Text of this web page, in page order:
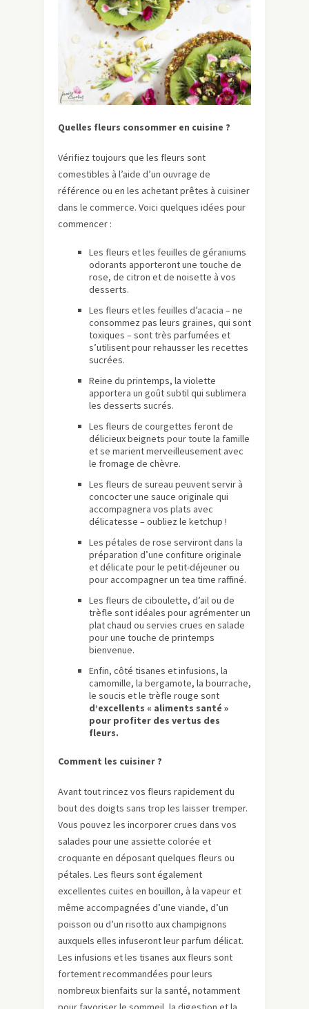
Quelles fleurs consommer en cuisine ?
Vérifiez toujours que les fleurs sont
comestibles à l’aide d’un ouvrage de
référence ou en les achetant prêtes à cuisiner
dans le commerce. Voici quelques idées pour
commencer :
Les fleurs et les feuilles de géraniums
odorants apporteront une touche de
rose, de citron et de noisette à vos
desserts.
Les fleurs et les feuilles d’acacia – ne
consommez pas leurs graines, qui sont
toxiques – sont très parfumées et
s’utilisent pour rehausser les recettes
sucrées.
Reine du printemps, la violette
apportera un goût subtil qui sublimera
les desserts sucrés.
Les fleurs de courgettes feront de
délicieux beignets pour toute la famille
et se marient merveilleusement avec
le fromage de chèvre.
Les fleurs de sureau peuvent servir à
concocter une sauce originale qui
accompagnera vos plats avec
délicatesse – oubliez le ketchup !
Les pétales de rose serviront dans la
préparation d’une confiture originale
et délicate pour le petit-déjeuner ou
pour accompagner un tea time raffiné.
Les fleurs de ciboulette, d’ail ou de
trèfle sont idéales pour agrémenter un
plat chaud ou servies crues en salade
pour une touche de printemps
bienvenue.
Enfin, côté tisanes et infusions, la
camomille, la bergamote, la bourrache,
le soucis et le trèfle rouge sont
d’excellents « aliments santé »
pour profiter des vertus des
fleurs.
Comment les cuisiner ?
Avant tout rincez vos fleurs rapidement du
bout des doigts sans trop les laisser tremper.
Vous pouvez les incorporer crues dans vos
salades pour une assiette colorée et
croquante en déposant quelques fleurs ou
pétales. Les fleurs sont également
excellentes cuites en bouillon, à la vapeur et
même accompagnées d’une viande, d’un
poisson ou d’un risotto aux champignons
auxquels elles infuseront leur parfum délicat.
Les infusions et les tisanes aux fleurs sont
fortement recommandées pour leurs
nombreux bienfaits sur la santé, notamment